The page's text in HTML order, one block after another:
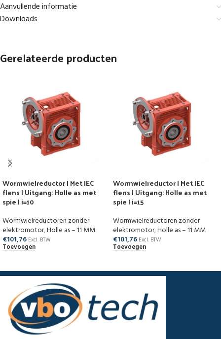
Aanvullende informatie
Downloads
Gerelateerde producten
Wormwielreductor | Met IEC
flens | Uitgang: Holle as met
spie | i=10
Wormwielreductoren zonder
elektromotor,Holle as – 11 MM
€101,76 Excl. BTW
Toevoegen
Wormwielreductor | Met IEC
flens | Uitgang: Holle as met
spie | i=15
Wormwielreductoren zonder
elektromotor,Holle as – 11 MM
€101,76 Excl. BTW
Toevoegen